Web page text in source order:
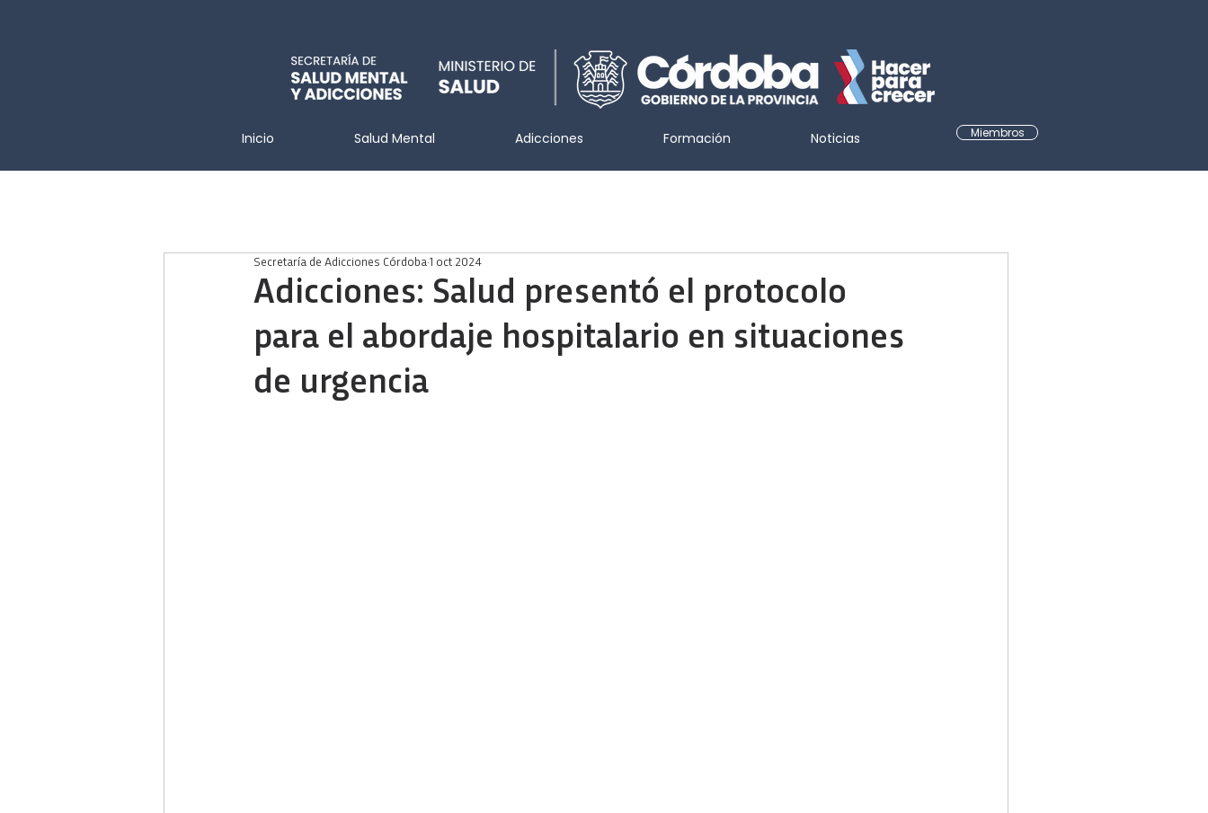
Inicio Salud Mental Adicciones Formación Noticias Miembros
Adicciones: Salud presentó el protocolo
para el abordaje hospitalario en situaciones
de urgencia
Secretaría de Adicciones Córdoba 1 oct 2024